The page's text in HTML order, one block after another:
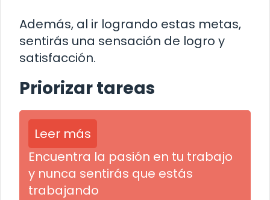
Además, al ir logrando estas metas,
sentirás una sensación de logro y
satisfacción.
Priorizar tareas
Leer más
Encuentra la pasión en tu trabajo
y nunca sentirás que estás
trabajando